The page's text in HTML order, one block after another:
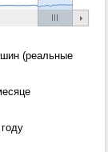
(реальные